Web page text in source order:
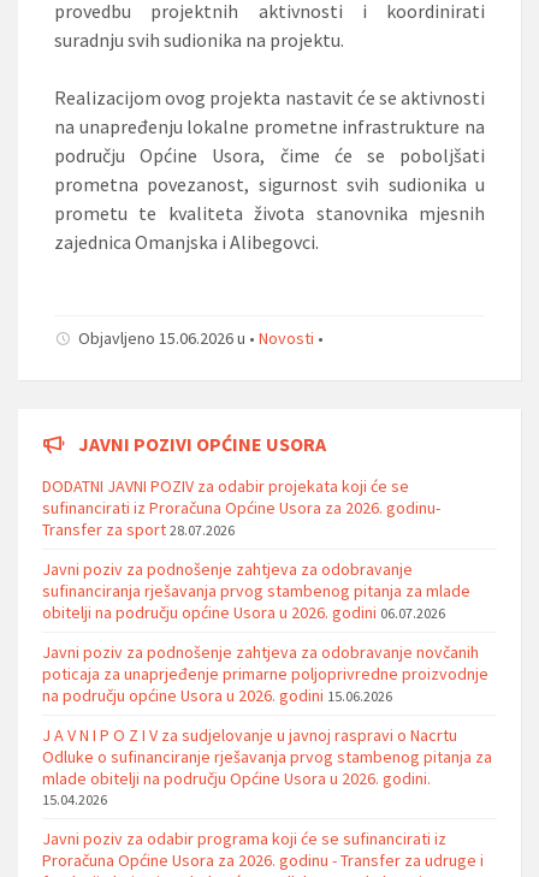
provedbu projektnih aktivnosti i koordinirati
suradnju svih sudionika na projektu.
Realizacijom ovog projekta nastavit će se aktivnosti
na unapređenju lokalne prometne infrastrukture na
području Općine Usora, čime će se poboljšati
prometna povezanost, sigurnost svih sudionika u
prometu te kvaliteta života stanovnika mjesnih
zajednica Omanjska i Alibegovci.
Objavljeno 15.06.2026 u • Novosti •
JAVNI POZIVI OPĆINE USORA
DODATNI JAVNI POZIV za odabir projekata koji će se
sufinancirati iz Proračuna Općine Usora za 2026. godinu-
Transfer za sport 28.07.2026
Javni poziv za podnošenje zahtjeva za odobravanje
sufinanciranja rješavanja prvog stambenog pitanja za mlade
obitelji na području općine Usora u 2026. godini 06.07.2026
Javni poziv za podnošenje zahtjeva za odobravanje novčanih
poticaja za unaprjeđenje primarne poljoprivredne proizvodnje
na području općine Usora u 2026. godini 15.06.2026
J A V N I P O Z I V za sudjelovanje u javnoj raspravi o Nacrtu
Odluke o sufinanciranje rješavanja prvog stambenog pitanja za
mlade obitelji na području Općine Usora u 2026. godini.
15.04.2026
Javni poziv za odabir programa koji će se sufinancirati iz
Proračuna Općine Usora za 2026. godinu - Transfer za udruge i